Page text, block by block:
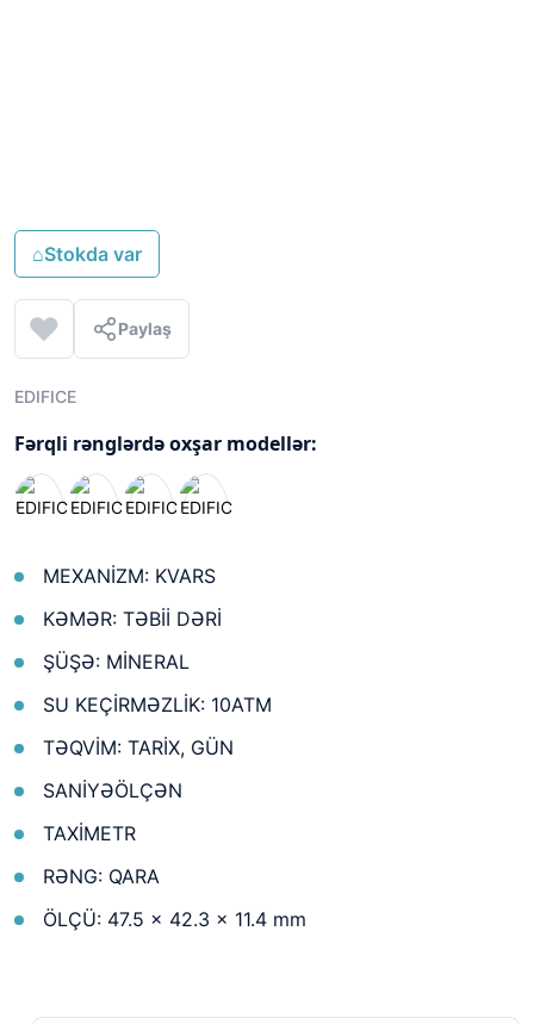
⌂Stokda var
Paylaş
EDIFICE
Fərqli rənglərdə oxşar modellər:
MEXANİZM: KVARS
KƏMƏR: TƏBİİ DƏRİ
ŞÜŞƏ: MİNERAL
SU KEÇİRMƏZLİK: 10ATM
TƏQVİM: TARİX, GÜN
SANİYƏÖLÇƏN
TAXİMETR
RƏNG: QARA
ÖLÇÜ: 47.5 × 42.3 × 11.4 mm